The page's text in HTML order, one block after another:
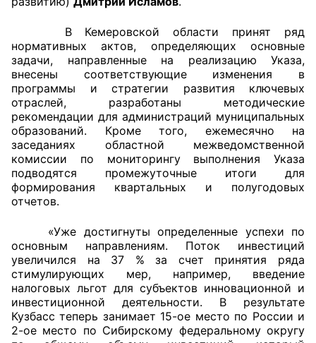
Кодекс этики ОП КО
Положения
Соглашения
Рекомендации
Порядок работы ЦОН
Аппарат ОП КО
УСТАВ ГКУ “АППАРАТ ОП КО”
Доходы руководителя за 2024 г.
В Кемеровской области принят ряд
нормативных актов, определяющих основные
задачи, направленные на реализацию Указа,
внесены соответствующие изменения в
программы и стратегии развития ключевых
отраслей, разработаны методические
рекомендации для администраций муниципальных
образований. Кроме того, ежемесячно на
заседаниях областной межведомственной
комиссии по мониторингу выполнения Указа
подводятся промежуточные итоги для
формирования квартальных и полугодовых
отчетов.
«Уже достигнуты определенные успехи по
основным направлениям. Поток инвестиций
увеличился на 37 % за счет принятия ряда
стимулирующих мер, например, введение
налоговых льгот для субъектов инновационной и
инвестиционной деятельности. В результате
Кузбасс теперь занимает 15-ое место по России и
2-ое место по Сибирскому федеральному округу